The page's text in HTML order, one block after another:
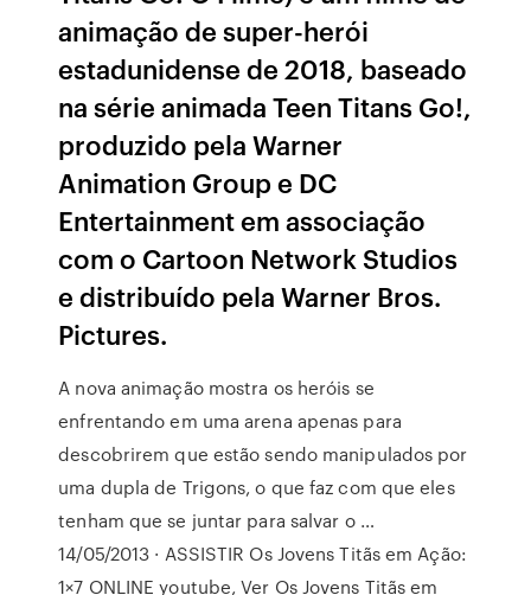
animação de super-herói
estadunidense de 2018, baseado
na série animada Teen Titans Go!,
produzido pela Warner
Animation Group e DC
Entertainment em associação
com o Cartoon Network Studios
e distribuído pela Warner Bros.
Pictures.
A nova animação mostra os heróis se
enfrentando em uma arena apenas para
descobrirem que estão sendo manipulados por
uma dupla de Trigons, o que faz com que eles
tenham que se juntar para salvar o …
14/05/2013 · ASSISTIR Os Jovens Titãs em Ação:
1×7 ONLINE youtube, Ver Os Jovens Titãs em